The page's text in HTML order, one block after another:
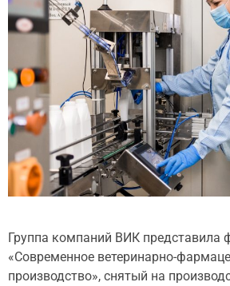
Группа компаний ВИК представила
«Современное ветеринарно-
производство», снятый на